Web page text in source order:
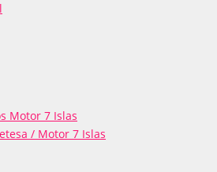
Motor 7 Islas
/ Motor 7 Islas